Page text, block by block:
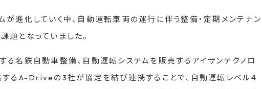
進化していく中、自動運転車両の運行に伴う整備・定期メンテナン
題となっていました。
名鉄自動車整備、自動運転システムを販売するアイサンテクノロ
するA-Driveの3社が協定を結び連携することで、自動運転レベル４